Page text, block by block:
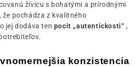
živicu s bohatými a prírodnými
že pochádza z kvalitného
jej dodáva ten pocit „autentickosti“,
konzistencia